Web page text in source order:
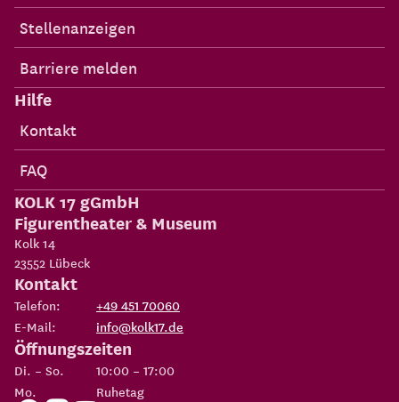
Stellenanzeigen
Barriere melden
Hilfe
Kontakt
FAQ
KOLK 17 gGmbH
Figurentheater & Museum
Kolk 14
23552 Lübeck
Kontakt
Telefon:
+49 451 70060
E-Mail:
info@kolk17.de
Öffnungszeiten
Di. – So.
10:00 – 17:00
Mo.
Ruhetag